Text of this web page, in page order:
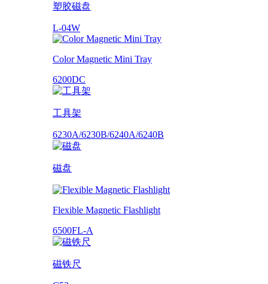
塑胶磁盘
L-04W
Color Magnetic Mini Tray
6200DC
工具架
6230A/6230B/6240A/6240B
磁盘
Flexible Magnetic Flashlight
6500FL-A
磁铁尺